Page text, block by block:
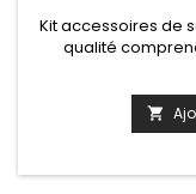
Kit accessoires de
qualité
intérieure en
hygromètreen
mélisse, pin et
